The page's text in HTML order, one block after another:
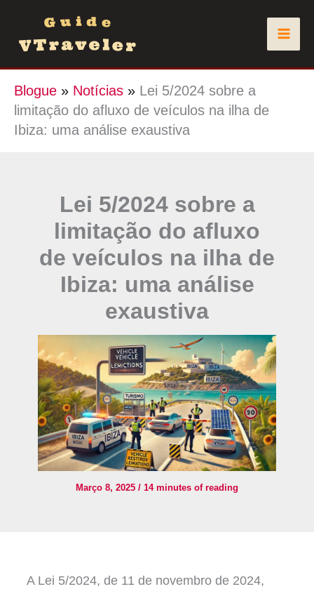
content
Blogue » Notícias » Lei 5/2024 sobre a
limitação do afluxo de veículos na ilha de
Ibiza: uma análise exaustiva
Lei 5/2024 sobre a
limitação do afluxo
de veículos na ilha de
Ibiza: uma análise
exaustiva
Março 8, 2025 / 14 minutes of reading
A Lei 5/2024, de 11 de novembro de 2024,